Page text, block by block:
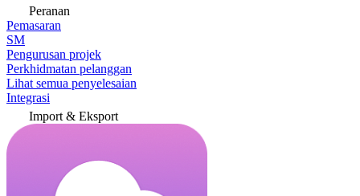
Peranan
Pemasaran
SM
Pengurusan projek
Perkhidmatan pelanggan
Lihat semua penyelesaian
Integrasi
Import & Eksport